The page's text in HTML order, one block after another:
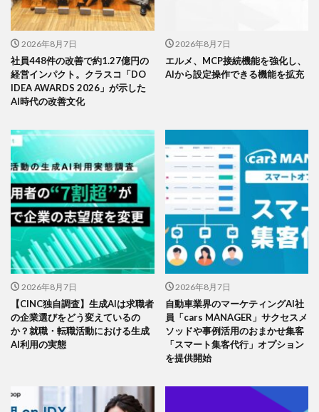
2026年8月7日
社員448件の改善で約1.27億円の
経営インパクト。クラスコ「DO
IDEA AWARDS 2026」が示した
AI時代の改善文化
2026年8月7日
エルメ、MCP接続機能を強化し、
AIから設定操作できる機能を拡充
2026年8月7日
【CINC独自調査】生成AIは求職者
の企業選びをどう変えているの
か？就職・転職活動における生成
AI利用の実態
2026年8月7日
自動車業界のマーケティングAI社
員「cars MANAGER」サクセスメ
ソッドや事例活用のおまかせ集客
「スマート集客代行」オプション
を提供開始